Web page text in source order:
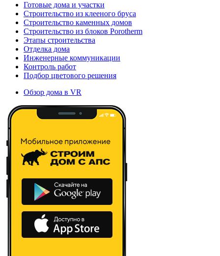
Готовые дома и участки
Строительство из клееного бруса
Строительство каменных домов
Строительство из блоков Porotherm
Этапы строительства
Отделка дома
Инженерные коммуникации
Контроль работ
Подбор цветового решения
Обзор дома в VR